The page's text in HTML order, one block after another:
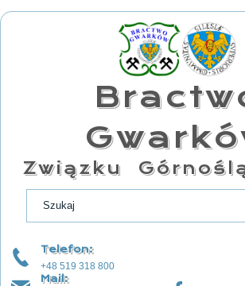
Związku
Telefon:
+48 519 318 800
Mail: